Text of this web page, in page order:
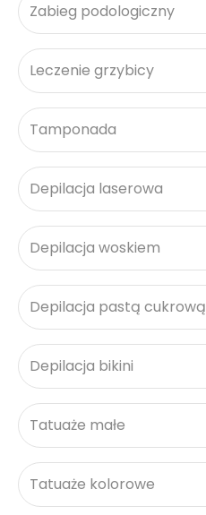
Zabieg podologiczny
Leczenie grzybicy
Tamponada
Depilacja laserowa
Depilacja woskiem
Depilacja pastą cukrową
Depilacja bikini
Tatuaże małe
Tatuaże kolorowe